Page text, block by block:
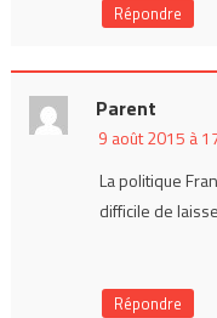
Répondre
Parent
9 août 2015 à
La politique
difficile de
Répondre